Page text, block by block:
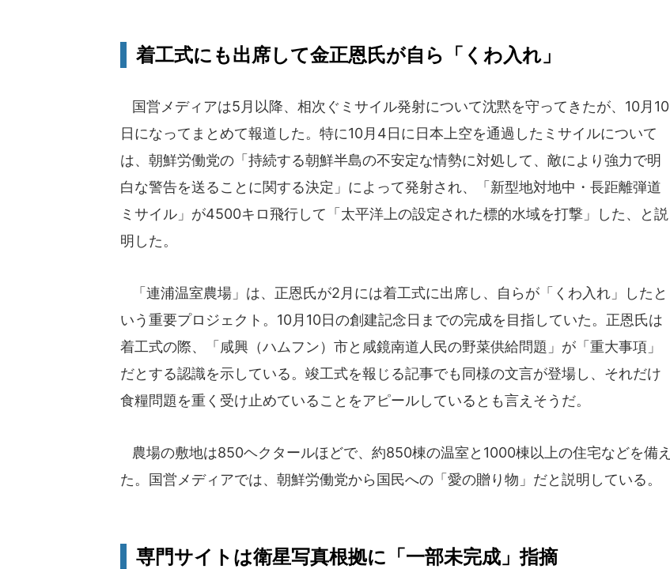
着工式にも出席して金正恩氏が自ら「くわ入れ」
国営メディアは5月以降、相次ぐミサイル発射について沈黙を守ってきたが、10月10
日になってまとめて報道した。特に10月4日に日本上空を通過したミサイルについて
は、朝鮮労働党の「持続する朝鮮半島の不安定な情勢に対処して、敵により強力で明
白な警告を送ることに関する決定」によって発射され、「新型地対地中・長距離弾道
ミサイル」が4500キロ飛行して「太平洋上の設定された標的水域を打撃」した、と説
明した。
「連浦温室農場」は、正恩氏が2月には着工式に出席し、自らが「くわ入れ」したと
いう重要プロジェクト。10月10日の創建記念日までの完成を目指していた。正恩氏は
着工式の際、「咸興（ハムフン）市と咸鏡南道人民の野菜供給問題」が「重大事項」
だとする認識を示している。竣工式を報じる記事でも同様の文言が登場し、それだけ
食糧問題を重く受け止めていることをアピールしているとも言えそうだ。
農場の敷地は850ヘクタールほどで、約850棟の温室と1000棟以上の住宅などを備え
た。国営メディアでは、朝鮮労働党から国民への「愛の贈り物」だと説明している。
専門サイトは衛星写真根拠に「一部未完成」指摘